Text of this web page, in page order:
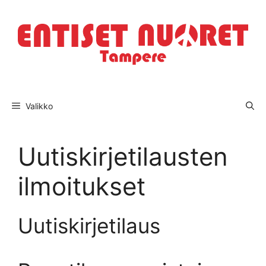
sisältöön
Valikko
Uutiskirjetilausten
ilmoitukset
Uutiskirjetilaus